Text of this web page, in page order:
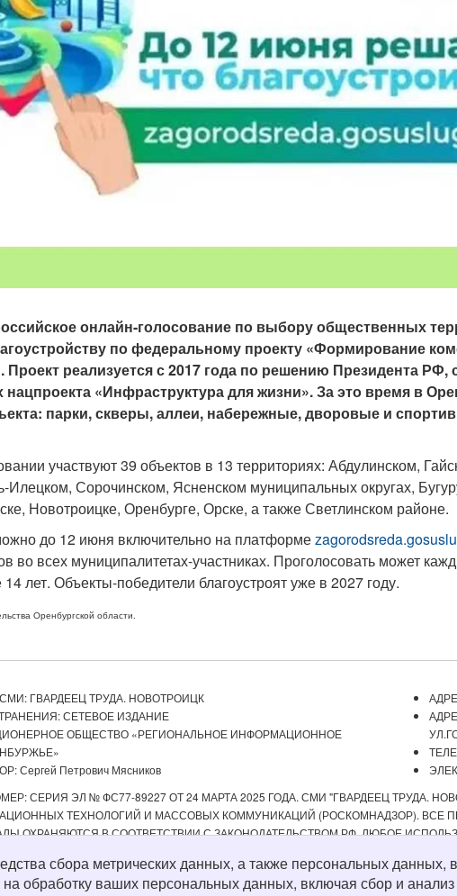
онлайн-голосование по выбору общественных
по федеральному проекту «Формирование
Проект реализуется с 2017 года по решению Президента РФ,
нацпроекта «Инфраструктура для жизни». За это время в
парки, скверы, аллеи, набережные, дворовые и
участвуют 39 объектов в 13 территориях: Абдулинском,
Илецком, Сорочинском, Ясненском муниципальных округах,
Новотроицке, Оренбурге, Орске, а также Светлинском районе.
до 12 июня включительно на платформе
во всех муниципалитетах-участниках. Проголосовать может
лет. Объекты-победители благоустроят уже в 2027 году.
Оренбургской области.
ГВАРДЕЕЦ ТРУДА. НОВОТРОИЦК
СЕТЕВОЕ ИЗДАНИЕ
ОБЩЕСТВО «РЕГИОНАЛЬНОЕ ИНФОРМАЦИОННОЕ
Сергей Петрович Мясников
СЕРИЯ ЭЛ № ФС77-89227 ОТ 24 МАРТА 2025 ГОДА. СМИ "ГВАРДЕЕЦ ТРУДА.
ТЕХНОЛОГИЙ И МАССОВЫХ КОММУНИКАЦИЙ (РОСКОМНАДЗОР). ВСЕ
ОХРАНЯЮТСЯ В СООТВЕТСТВИИ С ЗАКОНОДАТЕЛЬСТВОМ РФ. ЛЮБОЕ
НОВОТРОИЦК», А ТАКЖЕ ЗА СОДЕРЖАНИЕ ВЕБ-САЙТОВ, НА КОТОРЫЕ ДАНЫ
сбора метрических данных, а также персональных
обработку ваших персональных данных, включая сбор и